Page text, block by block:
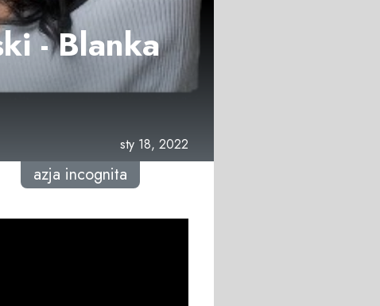
- Blanka
sty 18, 2022
azja incognita